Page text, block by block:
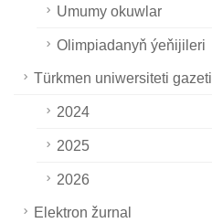
Umumy okuwlar
Olimpiadanyň ýeňijileri
Türkmen uniwersiteti gazeti
2024
2025
2026
Elektron žurnal